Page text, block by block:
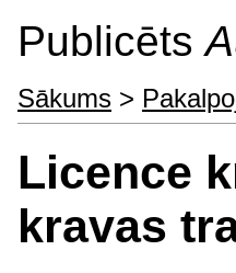
Publicēts
Sākums >
Licence
kravas